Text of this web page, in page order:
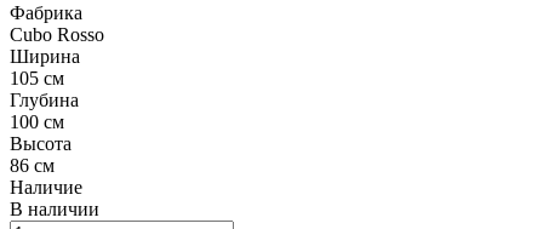
Фабрика
Cubo Rosso
Ширина
105 см
Глубина
100 см
Высота
86 см
Наличие
В наличии